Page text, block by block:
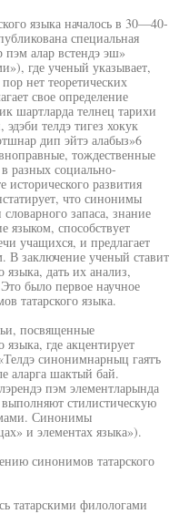
языка началось в 30—40-
специальная
алар встендэ эш»
где ученый указывает,
нет теоретических
свое определение
шартларда телнец тарихи
телдэ тигез хокук
дип эйтэ алабыз»6
тождественные
разных социально-
исторического развития
что синонимы
запаса, знание
языком, способствует
учащихся, и предлагает
В заключение ученый ставит
языка, дать их анализ,
было первое научное
татарского языка.
посвященные
где акцентирует
синонимнарныц гаятъ
аларга шактый бай.
пэм элементларында
стилистическую
Синонимы
и элементах языка»).
синонимов татарского
татарскими филологами